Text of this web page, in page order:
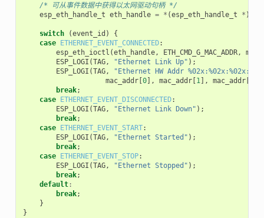
/* 可从事件数据中获得以太网驱动句柄 */
esp_eth_handle_t eth_handle = * (esp_eth_handle_t * )
switch (event_id )
{
case
ETHERNET_EVENT_CONNECTED:
esp_eth_ioctl (eth_handle, ETH_CMD_G_MAC_ADDR,
ESP_LOGI (TAG, "Ethernet Link Up" );
ESP_LOGI (TAG,
"Ethernet HW Addr
mac_addr[ 0], mac_addr[ 1], mac_addr[
break;
case
ETHERNET_EVENT_DISCONNECTED:
ESP_LOGI (TAG, "Ethernet Link Down" );
break;
case
ETHERNET_EVENT_START:
ESP_LOGI (TAG, "Ethernet Started" );
break;
case
ETHERNET_EVENT_STOP:
ESP_LOGI (TAG, "Ethernet Stopped" );
break;
default:
break;
}
}